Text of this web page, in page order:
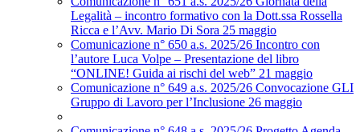
Legalità – incontro formativo con la Dott.ssa Rossella
Ricca e l’Avv. Mario Di Sora 25 maggio
Comunicazione n° 650 a.s. 2025/26 Incontro con
l’autore Luca Volpe – Presentazione del libro
“ONLINE! Guida ai rischi del web” 21 maggio
Comunicazione n° 649 a.s. 2025/26 Convocazione GLI
Gruppo di Lavoro per l’Inclusione 26 maggio